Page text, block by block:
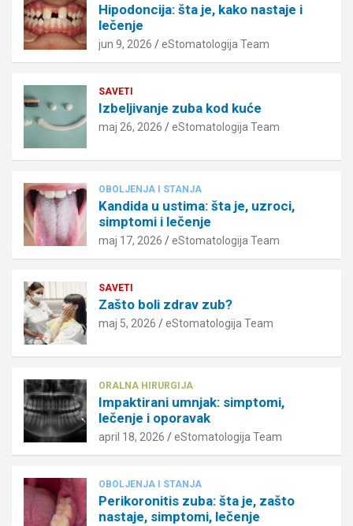
Hipodoncija: šta je, kako nastaje i
lečenje
jun 9, 2026 eStomatologija Team
SAVETI
Izbeljivanje zuba kod kuće
maj 26, 2026 eStomatologija Team
OBOLJENJA I STANJA
Kandida u ustima: šta je, uzroci,
simptomi i lečenje
maj 17, 2026 eStomatologija Team
SAVETI
Zašto boli zdrav zub?
maj 5, 2026 eStomatologija Team
ORALNA HIRURGIJA
Impaktirani umnjak: simptomi,
lečenje i oporavak
april 18, 2026 eStomatologija Team
OBOLJENJA I STANJA
Perikoronitis zuba: šta je, zašto
nastaje, simptomi, lečenje